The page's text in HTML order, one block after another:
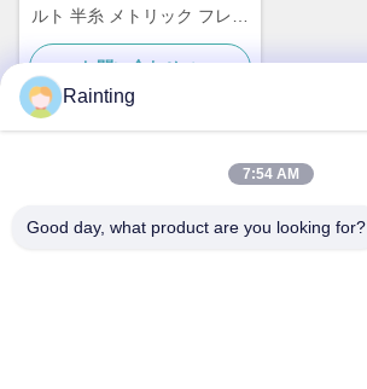
ルト 半糸 メトリック フレン
ズヘッドボルト
お問い合わせ
Rainting
7:54 AM
Good day, what product are you looking for?